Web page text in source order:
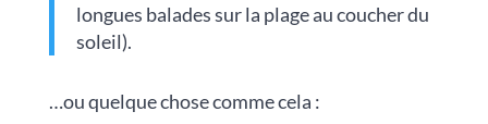
longues balades sur la plage au coucher du
soleil).
…ou quelque chose comme cela :